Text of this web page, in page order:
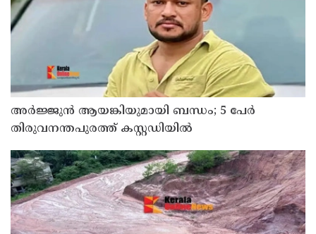
അർജ്ജുൻ ആയങ്കിയുമായി ബന്ധം; 5 പേർ
തിരുവനന്തപുരത്ത് കസ്റ്റഡിയിൽ